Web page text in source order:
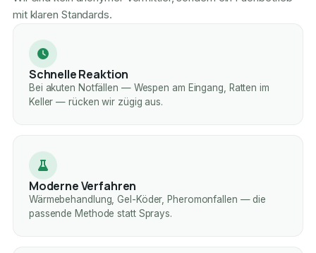
mit klaren Standards.
Schnelle Reaktion
Bei akuten Notfällen — Wespen am Eingang, Ratten im
Keller — rücken wir zügig aus.
Moderne Verfahren
Wärmebehandlung, Gel-Köder, Pheromonfallen — die
passende Methode statt Sprays.